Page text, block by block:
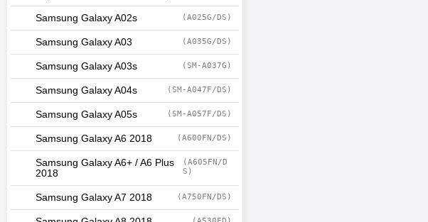
Samsung Galaxy A02s (A025G/DS)
Samsung Galaxy A03 (A035G/DS)
Samsung Galaxy A03s (SM-A037G)
Samsung Galaxy A04s (SM-A047F/DS)
Samsung Galaxy A05s (SM-A057F/DS)
Samsung Galaxy A6 2018 (A600FN/DS)
Samsung Galaxy A6+ / A6 Plus
2018
(A605FN/D
S)
Samsung Galaxy A7 2018 (A750FN/DS)